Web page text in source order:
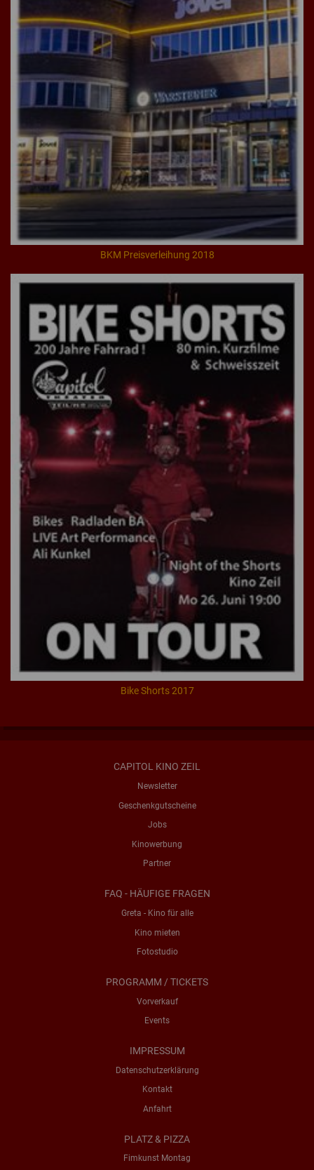
BKM Preisverleihung 2018
Bike Shorts 2017
CAPITOL KINO ZEIL
Newsletter
Geschenkgutscheine
Jobs
Kinowerbung
Partner
FAQ - HÄUFIGE FRAGEN
Greta - Kino für alle
Kino mieten
Fotostudio
PROGRAMM / TICKETS
Vorverkauf
Events
IMPRESSUM
Datenschutzerklärung
Kontakt
Anfahrt
PLATZ & PIZZA
Fimkunst Montag